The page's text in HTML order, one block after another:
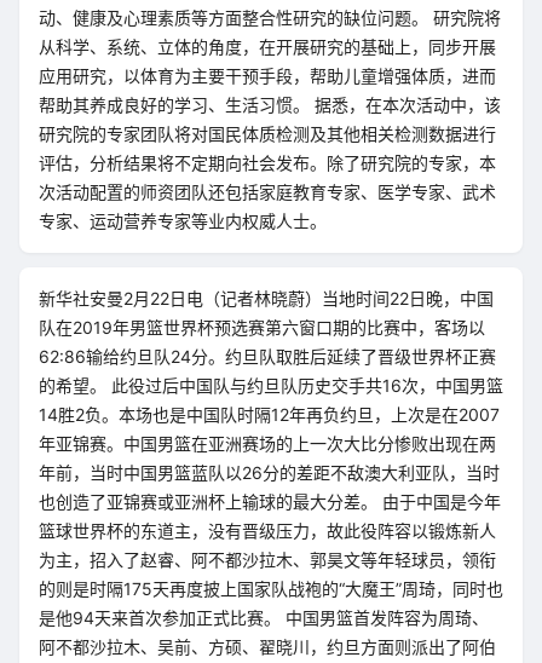
动、健康及心理素质等方面整合性研究的缺位问题。 研究院将
从科学、系统、立体的角度，在开展研究的基础上，同步开展
应用研究，以体育为主要干预手段，帮助儿童增强体质，进而
帮助其养成良好的学习、生活习惯。 据悉，在本次活动中，该
研究院的专家团队将对国民体质检测及其他相关检测数据进行
评估，分析结果将不定期向社会发布。除了研究院的专家，本
次活动配置的师资团队还包括家庭教育专家、医学专家、武术
专家、运动营养专家等业内权威人士。
新华社安曼2月22日电（记者林晓蔚）当地时间22日晚，中国
队在2019年男篮世界杯预选赛第六窗口期的比赛中，客场以
62:86输给约旦队24分。约旦队取胜后延续了晋级世界杯正赛
的希望。 此役过后中国队与约旦队历史交手共16次，中国男篮
14胜2负。本场也是中国队时隔12年再负约旦，上次是在2007
年亚锦赛。中国男篮在亚洲赛场的上一次大比分惨败出现在两
年前，当时中国男篮蓝队以26分的差距不敌澳大利亚队，当时
也创造了亚锦赛或亚洲杯上输球的最大分差。 由于中国是今年
篮球世界杯的东道主，没有晋级压力，故此役阵容以锻炼新人
为主，招入了赵睿、阿不都沙拉木、郭昊文等年轻球员，领衔
的则是时隔175天再度披上国家队战袍的“大魔王”周琦，同时也
是他94天来首次参加正式比赛。 中国男篮首发阵容为周琦、
阿不都沙拉木、吴前、方硕、翟晓川，约旦方面则派出了阿伯